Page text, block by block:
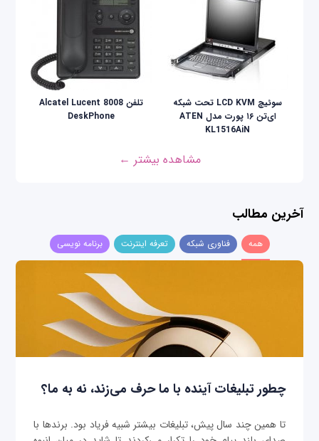
سوئيچ LCD KVM تحت شبکه
ای‌تن ۱۶ پورت مدل ATEN
KL1516AiN
تلفن Alcatel Lucent 8008
DeskPhone
مشاهده بیشتر ←
آخرین مطالب
همه فناوری شبکه تعرفه اینترنت برنامه نویسی
چطور تبلیغات آینده با ما حرف می‌زند، نه به ما؟
تا همین چند سال پیش، تبلیغات بیشتر شبیه فریاد بود. برندها با